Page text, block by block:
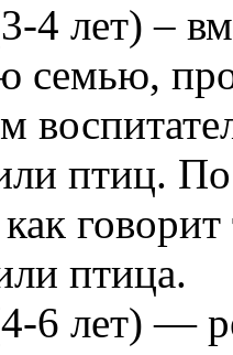
4 лет) –
семью,
птиц.
как
птица.
6 лет) —